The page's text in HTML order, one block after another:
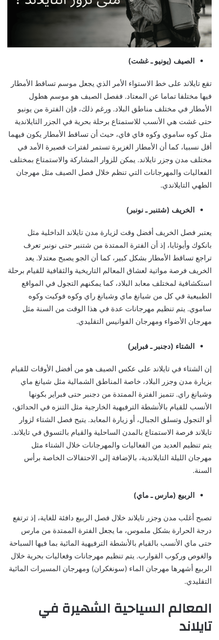
الصيف (يونيو ـ غشت)
تقع تايلاند على خط الاستواء الأمر الذي يجعل موسم تساقط الأمطار
فيها مختلفا تماما عن المعتاد. ففصل الصيف هو موسم هطول
الأمطار في مختلف مناطق البلاد. ورغم ذلك، فإن الفترة من يونيو
حتى غشت هي الأنسب للاستمتاع برحلة بحرية في الجزر التايلاندية
مثل كوه ساموي وكوه فاي فاي، حيث أن تساقط الأمطار يكون فيهما
أقل نسبيا، كما أن الأمطار الغزيرة تستمر لفترات قصيرة الأمد في
مختلف مدن وجزر تايلاند. يمكن للزوار المشاركة والاستمتاع بمختلف
الفعاليات والمهرجانات التي تنظم خلال فصل الصيف مثل مهرجان
الطهي التايلاندي.
الخريف (شتنبر ـ نونبر)
يعتبر فصل الخريف أفضل وقت لزيارة مدن تايلاند الداخلية مثل
بانكوك وأيوثايا، إذ أن الفترة الممتدة من شتنبر حتى نونبر تعرف
تراجع تساقط الأمطار بشكل كبير، كما أن الجو يصبح معتدلا. يعد
الخريف فرصة مواتية لعشاق المعالم التاريخية والثقافية للقيام برحلة
استكشافية لمختلف معابد البلاد، كما يمكنهم التجول في المواقع
الطبيعية في كل من شيانغ ماي وشيانغ راي وكوه فوكيت وكوه
ساموي. يتم تنظيم مهرجانات عدة في هذا الوقت من السنة مثل
مهرجان الأضواء ومهرجان الفوانيس التقليدي.
الشتاء (دجنبر ـ فبراير)
إن الشتاء في تايلاند على عكس الصيف هو من أفضل الأوقات للقيام
بزيارة مدن وجزر البلاد، خاصة المناطق الشمالية مثل شيانغ ماي
وشيانغ راي. تتميز الفترة الممتدة من دجنبر حتى فبراير بكونها
الأنسب للقيام بالأنشطة الترفيهية الخارجية مثل التنزه في الحدائق،
أو التجول وتسلق الجبال، أو زيارة المعابد. يتيح فصل الشتاء لزوار
تايلاند فرصة الاستمتاع بالمدن الساحلية والقيام بالتسوق في تايلاند.
يتم تنظيم العديد من الفعاليات والمهرجانات خلال الشتاء مثل
مهرجان الليلة التايلاندية، بالإضافة إلى الاحتفالات الخاصة برأس
السنة.
الربيع (مارس ـ ماي)
تصبح أغلب مدن وجزر تايلاند خلال فصل الربيع دافئة للغاية، إذ ترتفع
درجة الحرارة بشكل ملموس، ما يجعل الفترة الممتدة من مارس
حتى ماي الأنسب بالقيام بالأنشطة الترفيهية المائية بما فيها السباحة
والغوص وركوب القوارب. يتم تنظيم مهرجانات وفعاليات بحرية خلال
الربيع أشهرها مهرجان الماء (سونغكران) ومهرجان المسيرات المائية
التقليدي.
المعالم السياحية الشهيرة في
تايلاند